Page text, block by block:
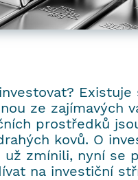
Existuje
ze zajímavých
prostředků
kovů. O
už zmínili, nyní se
na investiční